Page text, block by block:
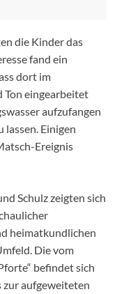
die Kinder das
fand ein
dort im
Ton eingearbeitet
aufzufangen
lassen. Einigen
Ereignis
Schulz zeigten sich
heimatkundlichen
Die vom
befindet sich
zur aufgeweiteten